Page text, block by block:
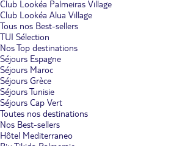
Club Lookéa Palmeiras Village
Club Lookéa Alua Village
Tous nos Best-sellers
TUI Sélection
Nos Top destinations
Séjours Espagne
Séjours Maroc
Séjours Grèce
Séjours Tunisie
Séjours Cap Vert
Toutes nos destinations
Nos Best-sellers
Hôtel Mediterraneo